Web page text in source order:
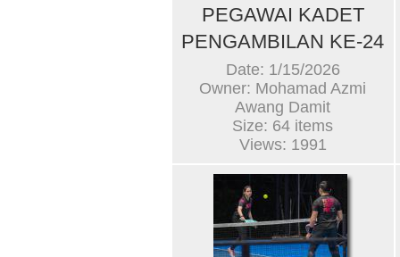
PEGAWAI KADET
PENGAMBILAN KE-24
Date: 1/15/2026
Owner: Mohamad Azmi
Awang Damit
Size: 64 items
Views: 1991